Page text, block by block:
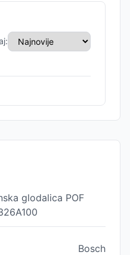
glodalica POF
Bosch